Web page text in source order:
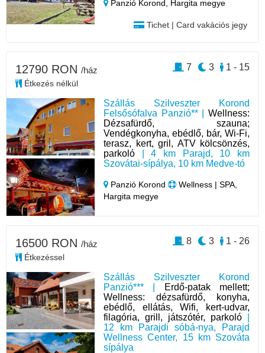
Panzió Korond, Hargita megye
Tichet | Card vakációs jegy
Szállás Szilveszter Korond
Felsősófalva Panzió** | Wellness:
Dézsafürdő, szauna;
Vendégkonyha, ebédlő, bár, Wi-Fi,
terasz, kert, gril, ATV kölcsönzés,
parkoló | 4 km Parajd, 10 km
Szovátai-sípálya, 10 km Medve-tó
Panzió Korond
Wellness | SPA,
Hargita megye
12790 RON /ház
Étkezés nélkül
1 - 15
3
7
Szállás Szilveszter Korond
Panzió*** |
Erdő-patak mellett;
Wellness: dézsafürdő, konyha,
ebédlő, ellátás, Wifi, kert-udvar,
filagória, grill, játszótér, parkoló
12 km Parajdi sóbá-nya, Parajd
Wellness Center, 15 km Szováta
sípálya
16500 RON /ház
Étkezéssel
1 - 26
3
8